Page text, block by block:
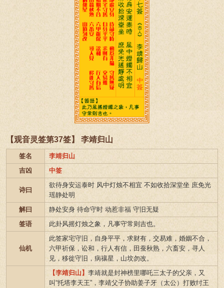
【观音灵签第37签】 李靖归山
签名
李靖归山
吉凶
中签
诗曰
欲待身安运泰时 风中灯烛不相宜 不如收拾深堂坐 庶免光
瑶静处明
解曰
静处安身 待命守时 动惹非福 守旧无疑
签语
此卦风摇灯烛之象，凡事守常则吉也。
仙机
此签家宅守旧，自身平平，求财有，交易难，婚姻不合，
六甲祈保，讼和，行人有信，田蚕秋熟，六畜安，寻人
见，移徙守旧，病禳星，山坟勿改。
【李靖归山】 李靖就是封神榜里哪吒三太子的父亲，又
叫“托塔李天王”，李靖父子协助姜子牙（太公）打败纣王